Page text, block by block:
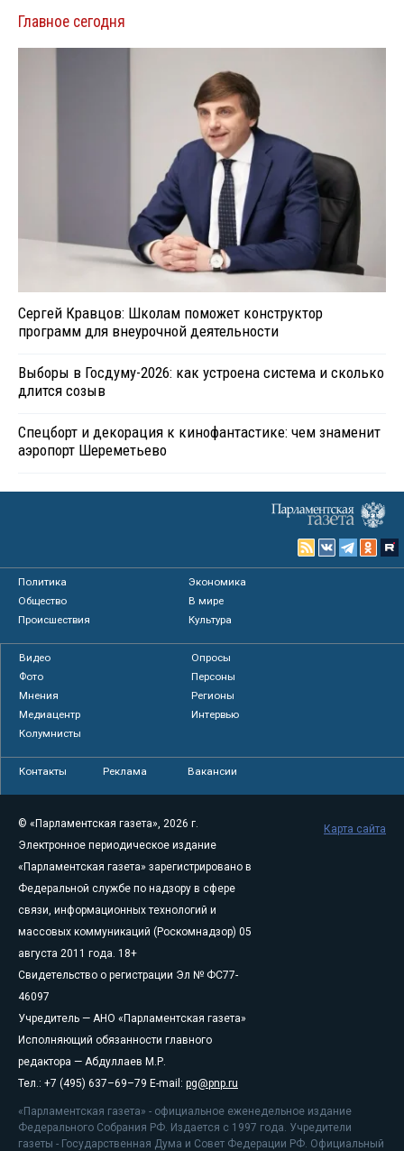
Главное сегодня
Сергей Кравцов: Школам поможет конструктор
программ для внеурочной деятельности
Выборы в Госдуму-2026: как устроена система и сколько
длится созыв
Спецборт и декорация к кинофантастике: чем знаменит
аэропорт Шереметьево
Политика
Экономика
Общество
В мире
Происшествия
Культура
Видео
Опросы
Фото
Персоны
Мнения
Регионы
Медиацентр
Интервью
Колумнисты
Контакты Реклама Вакансии
© «Парламентская газета», 2026 г.
Электронное периодическое издание
«Парламентская газета» зарегистрировано в
Федеральной службе по надзору в сфере
связи, информационных технологий и
массовых коммуникаций (Роскомнадзор) 05
августа 2011 года. 18+
Свидетельство о регистрации Эл № ФС77-
46097
Учредитель — АНО «Парламентская газета»
Исполняющий обязанности главного
редактора — Абдуллаев М.Р.
Тел.: +7 (495) 637–69–79 E-mail: pg@pnp.ru
«Парламентская газета» - официальное еженедельное издание
Федерального Собрания РФ. Издается с 1997 года. Учредители
газеты - Государственная Дума и Совет Федерации РФ. Официальный
Карта сайта